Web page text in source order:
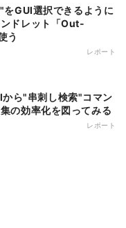
ドレット「Out-
う
レポート
の効率化を図ってみる
レポート